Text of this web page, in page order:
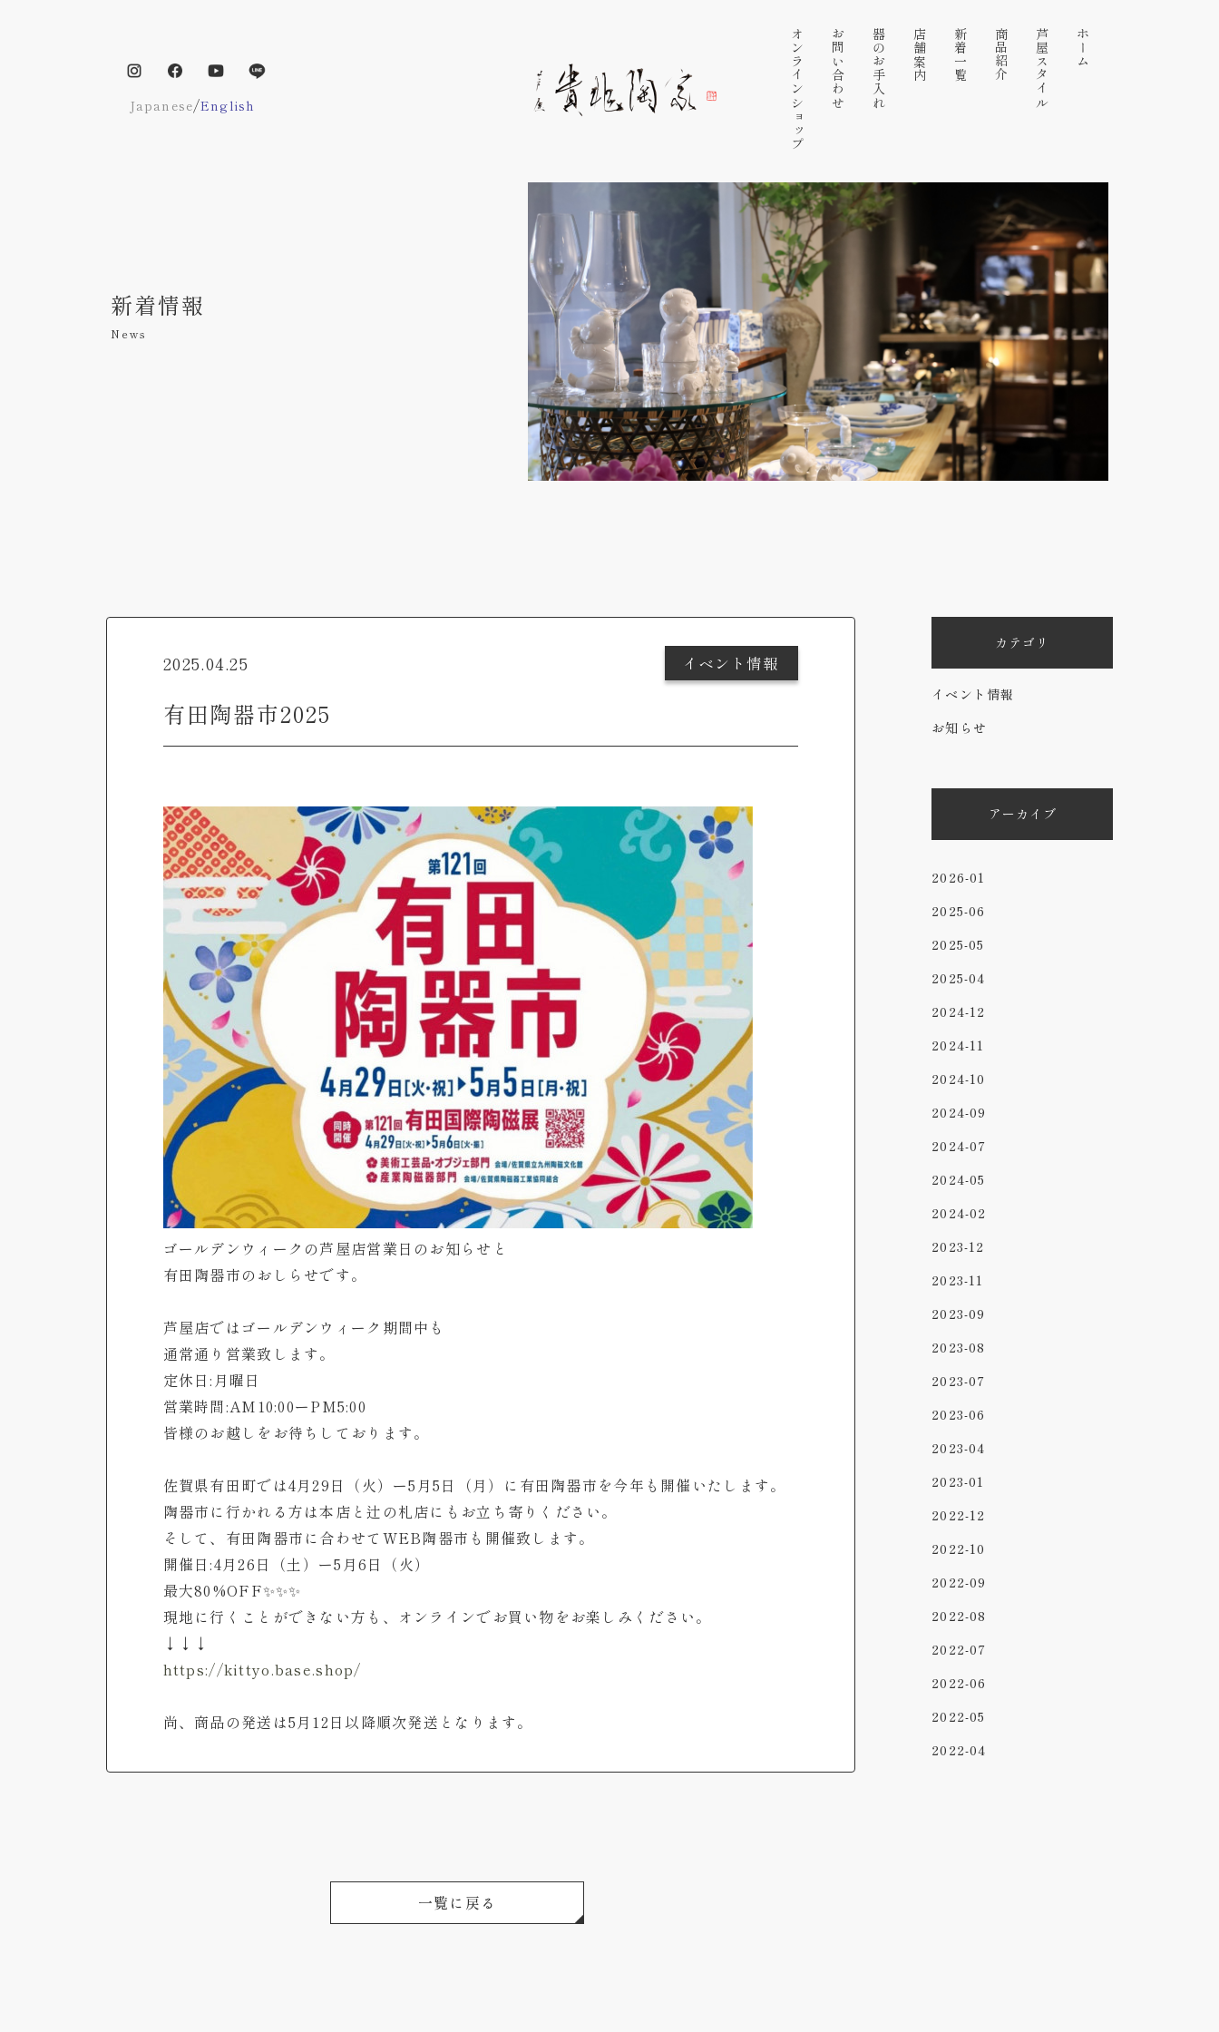
Japanese/English オンラインショップ お問い合わせ 器のお手入れ 店舗案内 新着一覧 商品紹介 芦屋スタイル ホーム
新着情報
News
2025.04.25 イベント情報
有田陶器市2025
ゴールデンウィークの芦屋店営業日のお知らせと
有田陶器市のおしらせです。
芦屋店ではゴールデンウィーク期間中も
通常通り営業致します。
定休日:月曜日
営業時間:AM10:00ーPM5:00
皆様のお越しをお待ちしております。
佐賀県有田町では4月29日（火）ー5月5日（月）に有田陶器市を今年も開催いたします。
陶器市に行かれる方は本店と辻の札店にもお立ち寄りください。
そして、有田陶器市に合わせてWEB陶器市も開催致します。
開催日:4月26日（土）ー5月6日（火）
最大80%OFF✨✨✨
現地に行くことができない方も、オンラインでお買い物をお楽しみください。
↓↓↓
https://kittyo.base.shop/
尚、商品の発送は5月12日以降順次発送となります。
カテゴリ
イベント情報
お知らせ
アーカイブ
2026-01
2025-06
2025-05
2025-04
2024-12
2024-11
2024-10
2024-09
2024-07
2024-05
2024-02
2023-12
2023-11
2023-09
2023-08
2023-07
2023-06
2023-04
2023-01
2022-12
2022-10
2022-09
2022-08
2022-07
2022-06
2022-05
2022-04
一覧に戻る